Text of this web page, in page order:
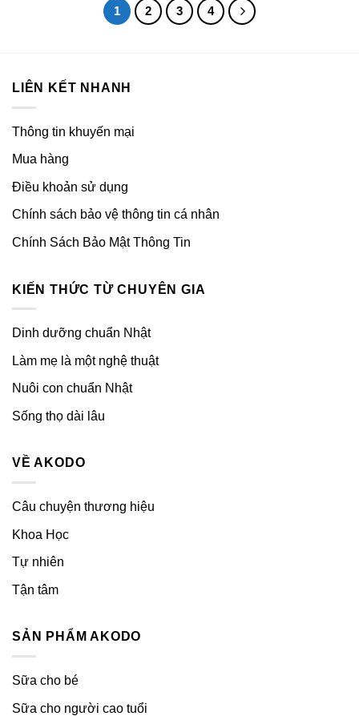
1 2 3 4
LIÊN KẾT NHANH
Thông tin khuyến mại
Mua hàng
Điều khoản sử dụng
Chính sách bảo vệ thông tin cá nhân
Chính Sách Bảo Mật Thông Tin
KIẾN THỨC TỪ CHUYÊN GIA
Dinh dưỡng chuẩn Nhật
Làm mẹ là một nghệ thuật
Nuôi con chuẩn Nhật
Sống thọ dài lâu
VỀ AKODO
Câu chuyện thương hiệu
Khoa Học
Tự nhiên
Tận tâm
SẢN PHẨM AKODO
Sữa cho bé
Sữa cho người cao tuổi